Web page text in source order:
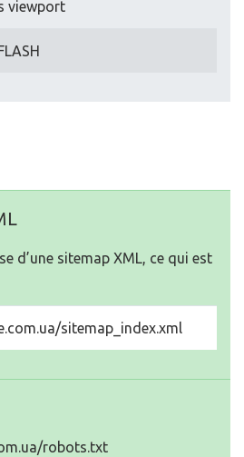
viewport
d’une sitemap XML, ce qui est
sitemap_index.xml
robots.txt